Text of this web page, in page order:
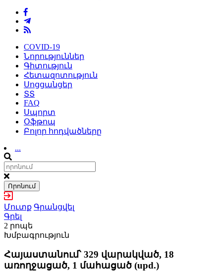
COVID-19
Նորություններ
Գիտություն
Հետազոտություն
Սոցցանցեր
ՏՏ
FAQ
Սպորտ
Օֆթոպ
Բոլոր հոդվածները
...
Որոնում
Մուտք Գրանցվել
Գրել
2 րոպե
Խմբագրություն
Հայաստանում՝ 329 վարակված, 18
առողջացած, 1 մահացած (upd.)